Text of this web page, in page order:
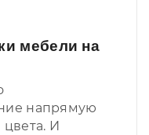
мебели на
напрямую
И